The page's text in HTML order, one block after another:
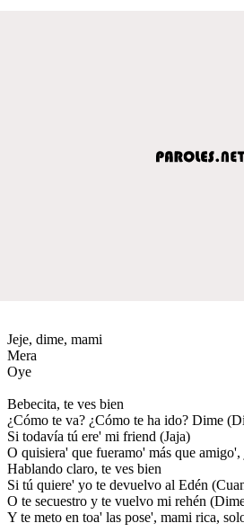
Jeje, dime, mami
Mera
Oye
Bebecita, te ves bien
¿Cómo te va? ¿Cómo te ha ido? Dime
Si todavía tú ere' mi friend (Jaja)
O quisiera' que fueramo' más que
Hablando claro, te ves bien
Si tú quiere' yo te devuelvo al Edén
O te secuestro y te vuelvo mi rehén
Y te meto en toa' las pose', mami rica,